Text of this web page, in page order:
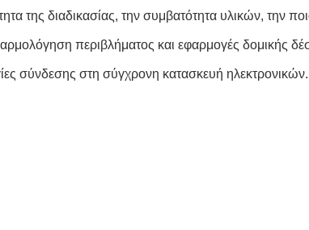
της διαδικασίας, την συμβατότητα υλικών, την
περιβλήματος και εφαρμογές δομικής
σύνδεσης στη σύγχρονη κατασκευή ηλεκτρονικών.